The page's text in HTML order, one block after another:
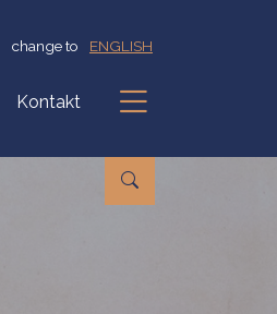
change to ENGLISH
Kontakt
Podmenu